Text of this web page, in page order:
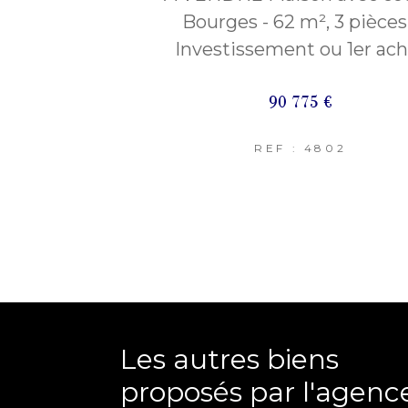
Bourges - 62 m², 3
Investissement ou 1er
90 775 €
REF : 4802
Les autres biens
proposés par